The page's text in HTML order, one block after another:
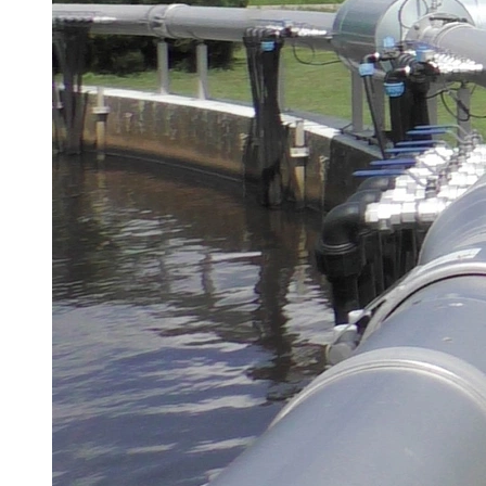
Brau Beviale
Hannover Messe
IFAT
Tausendwasser
Energieeffizienz & Nachhaltigkeit
Grüne Gebäude und Wasserlösungen für
klimaresiliente Städte
21. Juli 2026